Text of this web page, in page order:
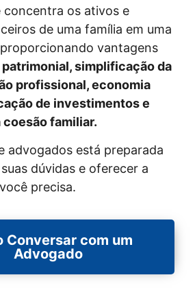
concentra os ativos e
de uma família em uma
vantagens
simplificação da
profissional, economia
de investimentos e
familiar.
advogados está preparada
dúvidas e oferecer a
precisa.
Conversar com um
Advogado